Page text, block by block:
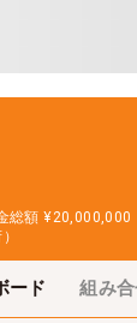
総額 ¥20,000,000
ード 組み